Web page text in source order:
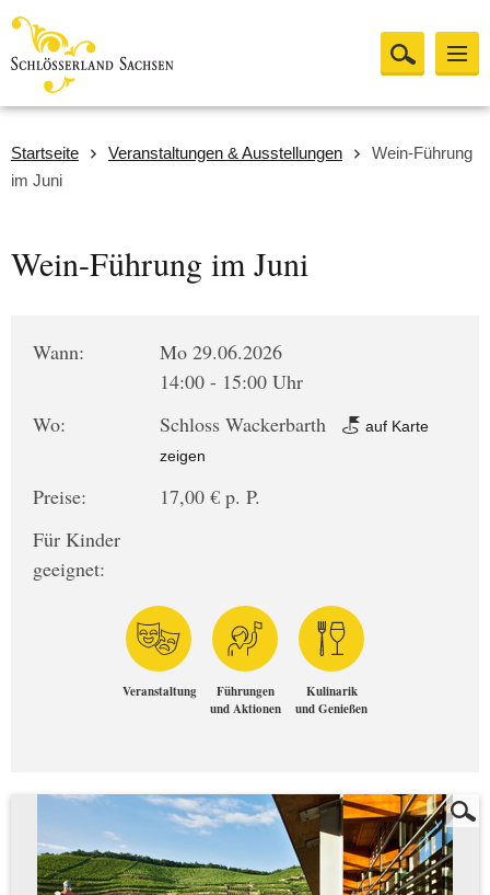
Startseite Veranstaltungen & Ausstellungen
Wein-Führung
im Juni
Wein-Führung im Juni
Wann:
Mo 29.06.2026
14:00 - 15:00 Uhr
Wo:
Schloss Wackerbarth
auf Karte
zeigen
Preise:
17,00 € p. P.
Für Kinder
geeignet:
Veranstaltung
Führungen
und Aktionen
Kulinarik
und Genießen